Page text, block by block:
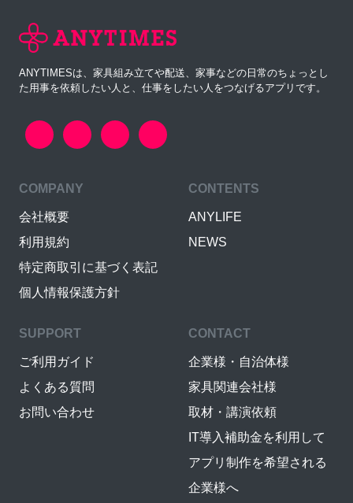
ANYTIMESは、家具組み立てや配送、家事などの日常のちょっとし
た用事を依頼したい人と、仕事をしたい人をつなげるアプリです。
COMPANY
会社概要
利用規約
特定商取引に基づく表記
個人情報保護方針
CONTENTS
ANYLIFE
NEWS
SUPPORT
ご利用ガイド
よくある質問
お問い合わせ
CONTACT
企業様・自治体様
家具関連会社様
取材・講演依頼
IT導入補助金を利用して
アプリ制作を希望される
企業様へ